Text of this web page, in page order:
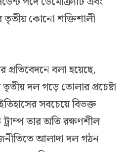
তৃতীয় কোনো শক্তিশালী
প্রতিবেদনে বলা হয়েছে,
তৃতীয় দল গড়ে তোলার প্রচেষ্টা
সবচেয়ে বিভক্ত
তার অতি রক্ষণশীল
আলাদা দল গঠন